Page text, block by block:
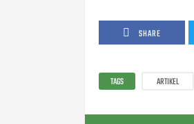
SHARE
TAGS ARTIKEL